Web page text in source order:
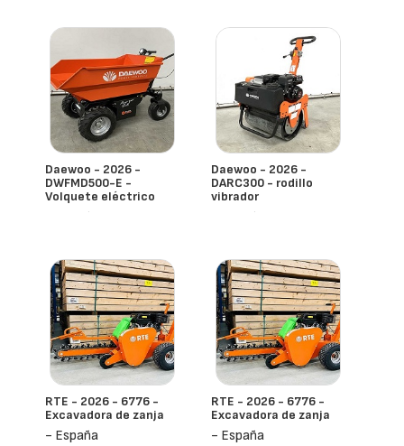
Daewoo - 2026 -
DWFMD500-E -
Volquete eléctrico
- España
Daewoo - 2026 -
DARC300 - rodillo
vibrador
- España
RTE - 2026 - 6776 -
Excavadora de zanja
- España
RTE - 2026 - 6776 -
Excavadora de zanja
- España